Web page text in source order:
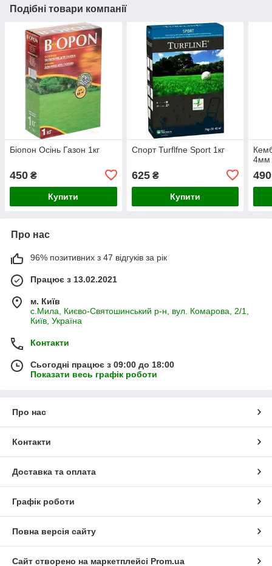
Подібні товари компанії
Біопон Осінь Газон 1кг
450 ₴
Купити
Спорт Turflfne Sport 1кг
625₴
Купити
4мм
490
Про нас
96% позитивних з 47 відгуків за рік
Працює з 13.02.2021
м. Київ
с.Мила, Києво-Святошинський р-н, вул. Комарова, 2/1,
Київ, Україна
Контакти
Сьогодні працює з 09:00 до 18:00
Показати весь графік роботи
Про нас
Контакти
Доставка та оплата
Графік роботи
Повна версія сайту
Сайт створено на маркетплейсі Prom.ua